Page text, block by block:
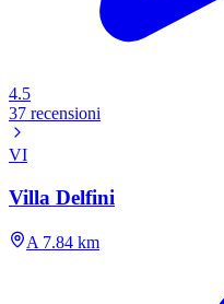
4.5
37 recensioni
VI
Villa Delfini
A 7.84 km